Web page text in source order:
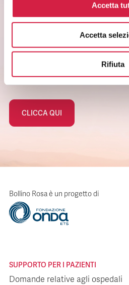
Accetta
Accetta
Rifiuta
Scopri come partecipare alle
ospedali Bollino Rosa.
Rimani informato sui temi di
genere.
Non perderti i
ai servizi.
CLICCA QUI
Bollino Rosa è un progetto di
SUPPORTO PER I PAZIENTI
Domande relative agli ospedali